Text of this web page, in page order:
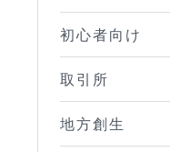
初心者向け
取引所
地方創生